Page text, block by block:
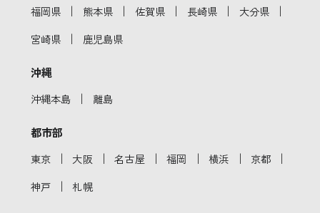
福岡県 ｜ 熊本県 ｜ 佐賀県 ｜ 長崎県 ｜ 大分県 ｜
宮崎県 ｜ 鹿児島県
沖縄
沖縄本島 ｜ 離島
都市部
東京 ｜ 大阪 ｜ 名古屋 ｜ 福岡 ｜ 横浜 ｜ 京都 ｜
神戸 ｜ 札幌